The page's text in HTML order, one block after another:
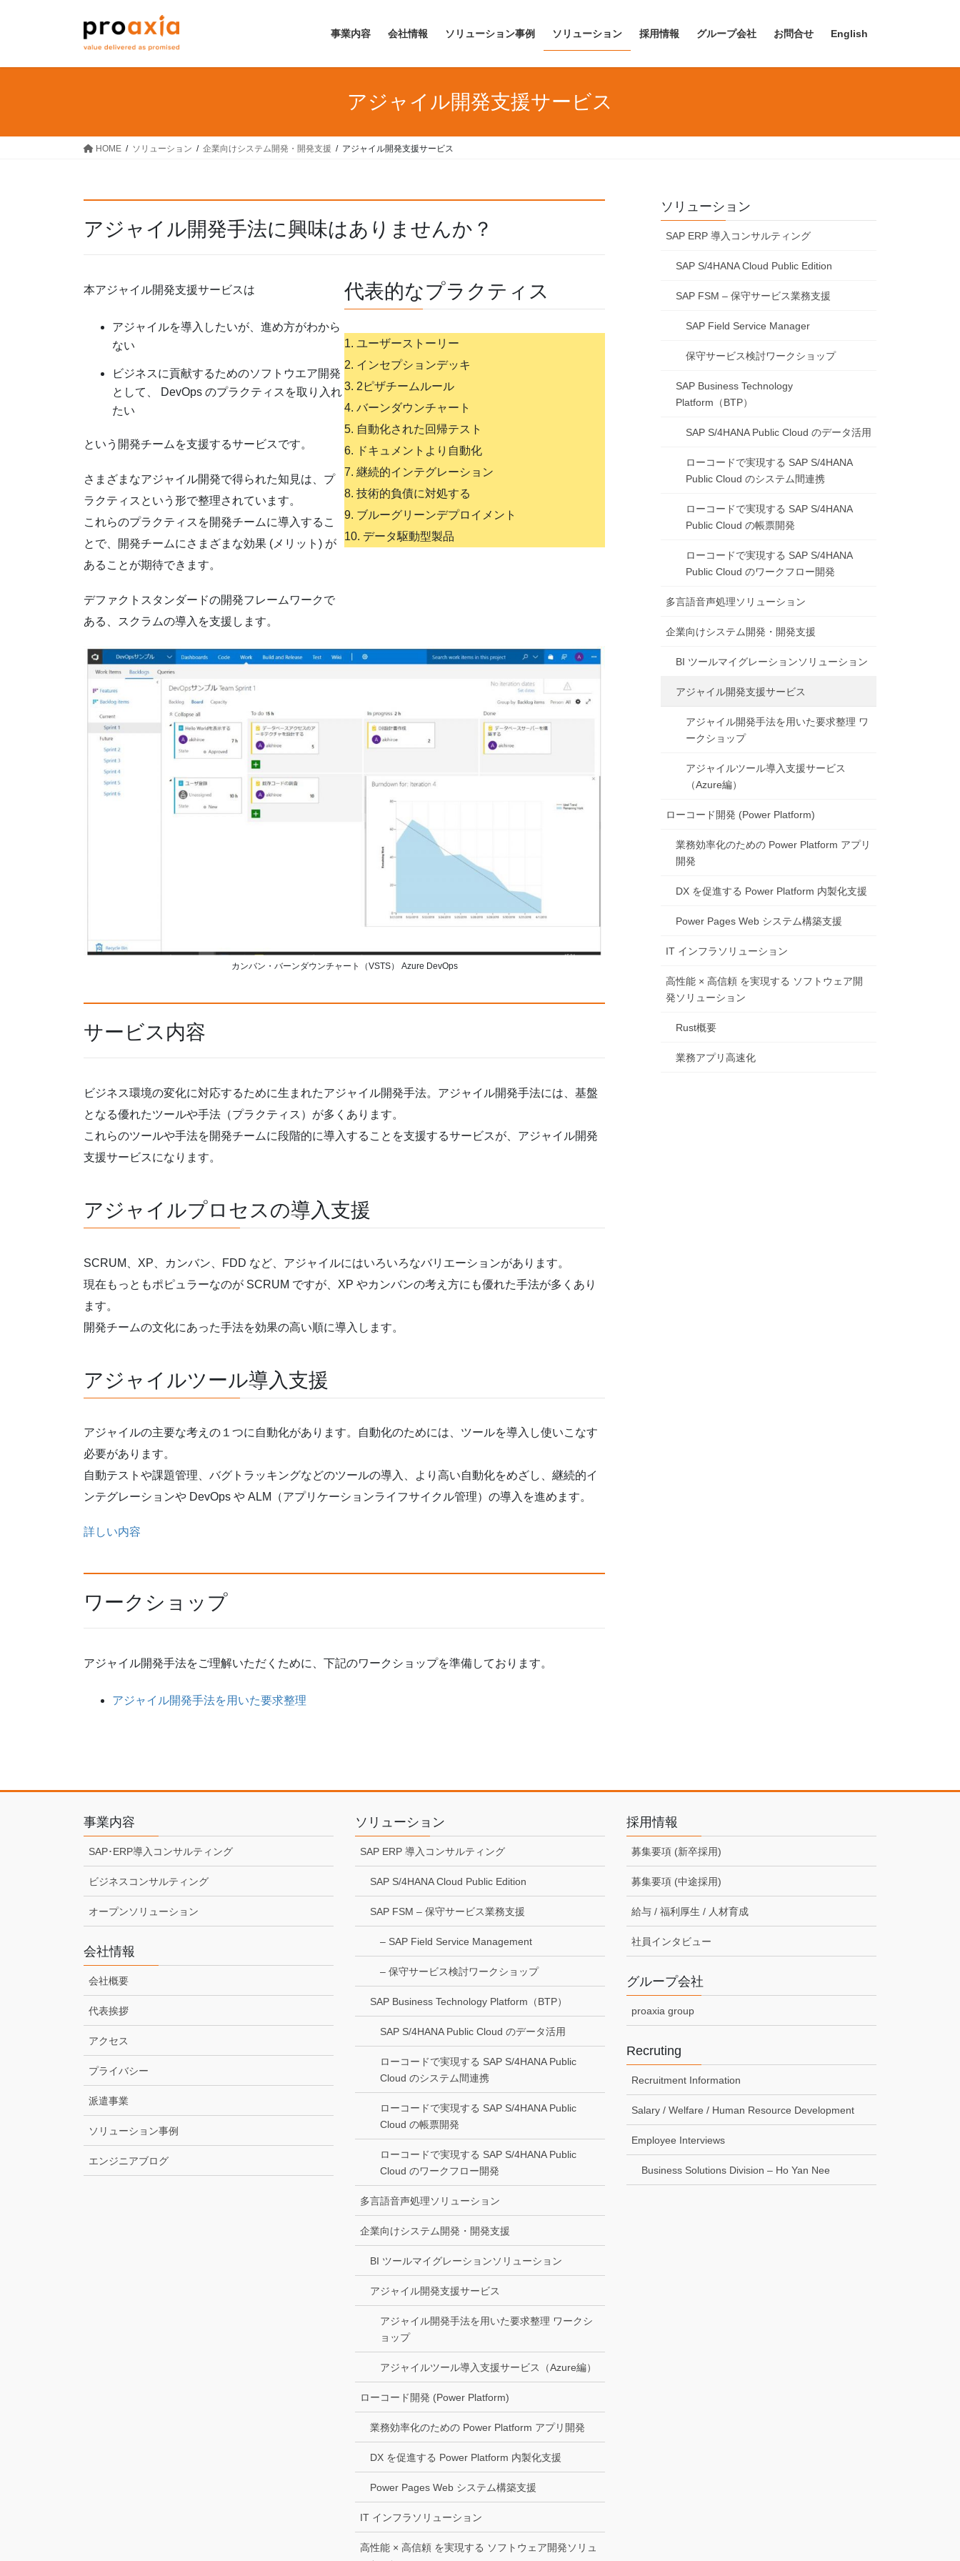
事業内容 会社情報 ソリューション事例 ソリューション 採用情報 グループ会社 お問合せ English
アジャイル開発支援サービス
HOME ソリューション 企業向けシステム開発・開発支援 アジャイル開発支援サービス
アジャイル開発手法に興味はありませんか？
本アジャイル開発支援サービスは
アジャイルを導入したいが、進め方がわから
ない
ビジネスに貢献するためのソフトウエア開発
として、 DevOps のプラクティスを取り入れ
たい
という開発チームを支援するサービスです。
さまざまなアジャイル開発で得られた知見は、プ
ラクティスという形で整理されています。
これらのプラクティスを開発チームに導入するこ
とで、開発チームにさまざまな効果 (メリット) が
あることが期待できます。
デファクトスタンダードの開発フレームワークで
ある、スクラムの導入を支援します。
代表的なプラクティス
1. ユーザーストーリー
2. インセプションデッキ
3. 2ピザチームルール
4. バーンダウンチャート
5. 自動化された回帰テスト
6. ドキュメントより自動化
7. 継続的インテグレーション
8. 技術的負債に対処する
9. ブルーグリーンデプロイメント
10. データ駆動型製品
カンバン・バーンダウンチャート（VSTS） Azure DevOps
サービス内容
ビジネス環境の変化に対応するために生まれたアジャイル開発手法。アジャイル開発手法には、基盤
となる優れたツールや手法（プラクティス）が多くあります。
これらのツールや手法を開発チームに段階的に導入することを支援するサービスが、アジャイル開発
支援サービスになります。
アジャイルプロセスの導入支援
SCRUM、XP、カンバン、FDD など、アジャイルにはいろいろなバリエーションがあります。
現在もっともポピュラーなのが SCRUM ですが、XP やカンバンの考え方にも優れた手法が多くあり
ます。
開発チームの文化にあった手法を効果の高い順に導入します。
アジャイルツール導入支援
アジャイルの主要な考えの１つに自動化があります。自動化のためには、ツールを導入し使いこなす
必要があります。
自動テストや課題管理、バグトラッキングなどのツールの導入、より高い自動化をめざし、継続的イ
ンテグレーションや DevOps や ALM（アプリケーションライフサイクル管理）の導入を進めます。
詳しい内容
ワークショップ
アジャイル開発手法をご理解いただくために、下記のワークショップを準備しております。
アジャイル開発手法を用いた要求整理
ソリューション
SAP ERP 導入コンサルティング
SAP S/4HANA Cloud Public Edition
SAP FSM – 保守サービス業務支援
SAP Field Service Manager
保守サービス検討ワークショップ
SAP Business Technology
Platform（BTP）
SAP S/4HANA Public Cloud のデータ活用
ローコードで実現する SAP S/4HANA
Public Cloud のシステム間連携
ローコードで実現する SAP S/4HANA
Public Cloud の帳票開発
ローコードで実現する SAP S/4HANA
Public Cloud のワークフロー開発
多言語音声処理ソリューション
企業向けシステム開発・開発支援
BI ツールマイグレーションソリューション
アジャイル開発支援サービス
アジャイル開発手法を用いた要求整理 ワ
ークショップ
アジャイルツール導入支援サービス
（Azure編）
ローコード開発 (Power Platform)
業務効率化のための Power Platform アプリ
開発
DX を促進する Power Platform 内製化支援
Power Pages Web システム構築支援
IT インフラソリューション
高性能 × 高信頼 を実現する ソフトウェア開
発ソリューション
Rust概要
業務アプリ高速化
事業内容
SAP･ERP導入コンサルティング
ビジネスコンサルティング
オープンソリューション
会社情報
会社概要
代表挨拶
アクセス
プライバシー
派遣事業
ソリューション事例
エンジニアブログ
ソリューション
SAP ERP 導入コンサルティング
SAP S/4HANA Cloud Public Edition
SAP FSM – 保守サービス業務支援
– SAP Field Service Management
– 保守サービス検討ワークショップ
SAP Business Technology Platform（BTP）
SAP S/4HANA Public Cloud のデータ活用
ローコードで実現する SAP S/4HANA Public
Cloud のシステム間連携
ローコードで実現する SAP S/4HANA Public
Cloud の帳票開発
ローコードで実現する SAP S/4HANA Public
Cloud のワークフロー開発
多言語音声処理ソリューション
企業向けシステム開発・開発支援
BI ツールマイグレーションソリューション
アジャイル開発支援サービス
アジャイル開発手法を用いた要求整理 ワークシ
ョップ
アジャイルツール導入支援サービス（Azure編）
ローコード開発 (Power Platform)
業務効率化のための Power Platform アプリ開発
DX を促進する Power Platform 内製化支援
Power Pages Web システム構築支援
IT インフラソリューション
高性能 × 高信頼 を実現する ソフトウェア開発ソリュ
採用情報
募集要項 (新卒採用)
募集要項 (中途採用)
給与 / 福利厚生 / 人材育成
社員インタビュー
グループ会社
proaxia group
Recruting
Recruitment Information
Salary / Welfare / Human Resource Development
Employee Interviews
Business Solutions Division – Ho Yan Nee